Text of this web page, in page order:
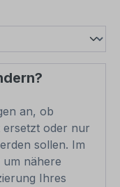
an, ob
ersetzt oder nur
sollen. Im
nähere
Ihres